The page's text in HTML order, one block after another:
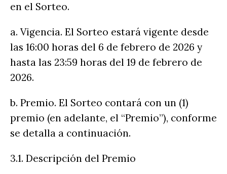
en el Sorteo.
a. Vigencia. El Sorteo estará vigente desde
las 16:00 horas del 6 de febrero de 2026 y
hasta las 23:59 horas del 19 de febrero de
2026.
b. Premio. El Sorteo contará con un (1)
premio (en adelante, el “Premio”), conforme
se detalla a continuación.
3.1. Descripción del Premio